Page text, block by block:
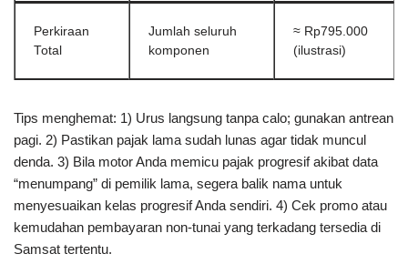
Perkiraan
Total
Jumlah seluruh
komponen
≈ Rp795.000
(ilustrasi)
Tips menghemat: 1) Urus langsung tanpa calo; gunakan antrean
pagi. 2) Pastikan pajak lama sudah lunas agar tidak muncul
denda. 3) Bila motor Anda memicu pajak progresif akibat data
“menumpang” di pemilik lama, segera balik nama untuk
menyesuaikan kelas progresif Anda sendiri. 4) Cek promo atau
kemudahan pembayaran non-tunai yang terkadang tersedia di
Samsat tertentu.